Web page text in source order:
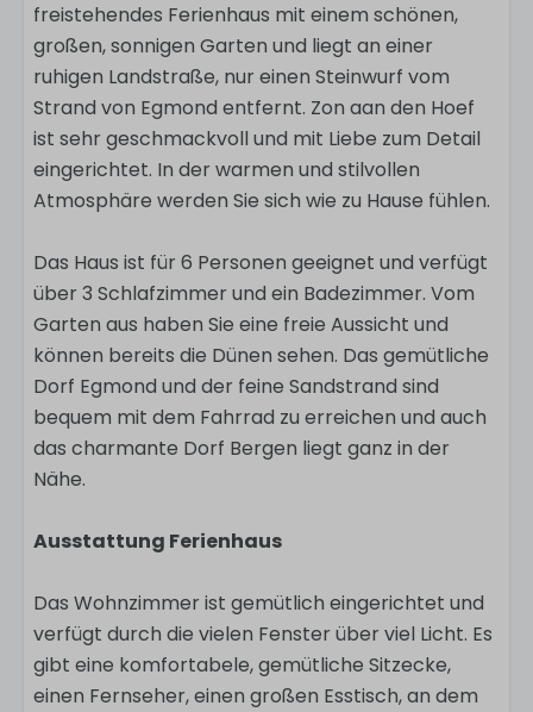
freistehendes Ferienhaus mit einem schönen,
großen, sonnigen Garten und liegt an einer
ruhigen Landstraße, nur einen Steinwurf vom
Strand von Egmond entfernt. Zon aan den Hoef
ist sehr geschmackvoll und mit Liebe zum Detail
eingerichtet. In der warmen und stilvollen
Atmosphäre werden Sie sich wie zu Hause fühlen.
Das Haus ist für 6 Personen geeignet und verfügt
über 3 Schlafzimmer und ein Badezimmer. Vom
Garten aus haben Sie eine freie Aussicht und
können bereits die Dünen sehen. Das gemütliche
Dorf Egmond und der feine Sandstrand sind
bequem mit dem Fahrrad zu erreichen und auch
das charmante Dorf Bergen liegt ganz in der
Nähe.
Ausstattung Ferienhaus
Das Wohnzimmer ist gemütlich eingerichtet und
verfügt durch die vielen Fenster über viel Licht. Es
gibt eine komfortabele, gemütliche Sitzecke,
einen Fernseher, einen großen Esstisch, an dem